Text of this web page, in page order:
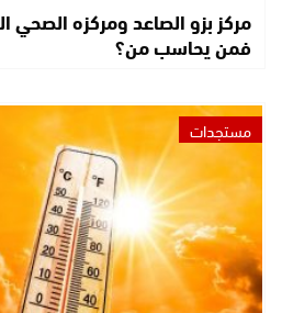
مركز بزو الصاعد ومركزه الصحي
فمن يحاسب من؟
مستجدات